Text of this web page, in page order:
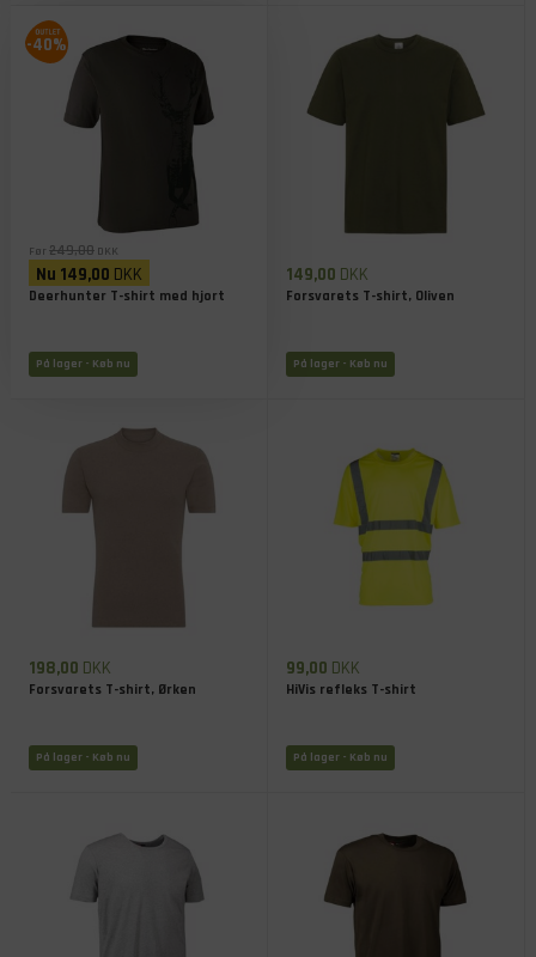
-40%
Før 249,00 DKK
Nu 149,00 DKK
Deerhunter T-shirt med hjort
På lager - Køb nu
149,00 DKK
Forsvarets T-shirt, Oliven
På lager - Køb nu
198,00 DKK
Forsvarets T-shirt, Ørken
På lager - Køb nu
99,00 DKK
HiVis refleks T-shirt
På lager - Køb nu